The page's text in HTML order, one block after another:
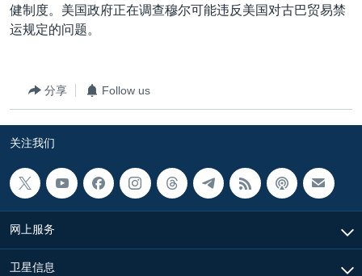
全球议题
环境
美国建国250周年
埃博拉疫情
重要讲话与声明
台海两岸关系
南中国海争端
关注西藏
关注新疆
关注我们
健制度。美国政府正在调查穆尔可能违反美国对古巴贸易禁
运规定的问题。
分享 Follow us
关注我们
网上服务
卫星信息